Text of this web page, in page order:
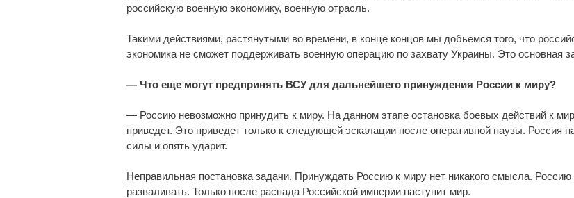
российскую военную экономику, военную отрасль.
Такими действиями, растянутыми во времени, в конце концов мы добьемся того, что
экономика не сможет поддерживать военную операцию по захвату Украины. Это основная
— Что еще могут предпринять ВСУ для дальнейшего принуждения России к миру?
— Россию невозможно принудить к миру. На данном этапе остановка боевых действий к
приведет. Это приведет только к следующей эскалации после оперативной паузы. Россия
силы и опять ударит.
Неправильная постановка задачи. Принуждать Россию к миру нет никакого смысла. Россию
разваливать. Только после распада Российской империи наступит мир.